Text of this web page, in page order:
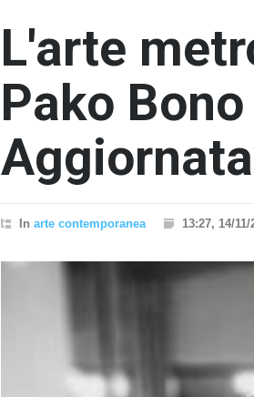
L'arte
Pako
In arte contemporanea 13:27, 14/11/